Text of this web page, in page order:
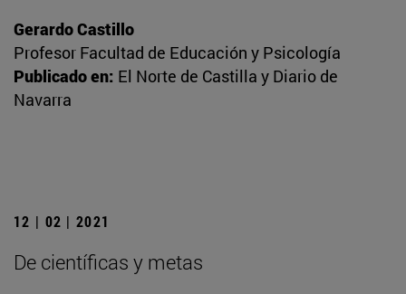
Gerardo Castillo
Profesor Facultad de Educación y Psicología
Publicado en: El Norte de Castilla y Diario de
Navarra
12 | 02 | 2021
De científicas y metas